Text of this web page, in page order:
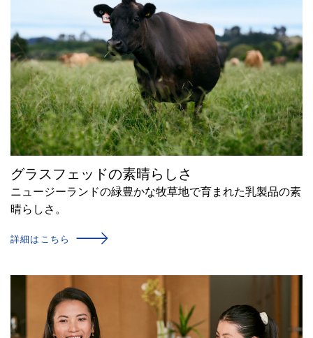
グラスフェッドの素晴らしさ
ニュージーランドの緑豊かな牧草地で育まれた乳製品の素
晴らしさ。
詳細はこちら